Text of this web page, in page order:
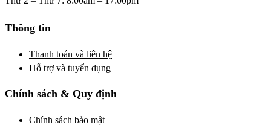
Thông tin
Thanh toán và liên hệ
Hỗ trợ và tuyển dụng
Chính sách & Quy định
Chính sách bảo mật